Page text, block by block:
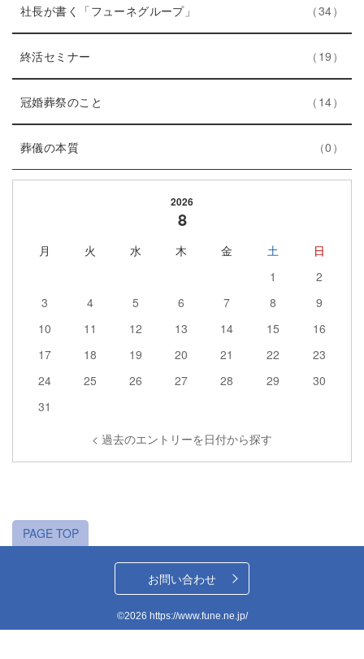
ー
数
ト
リ
数
社長が書く「フューネグループ」
ン
リ
数
34
終活セミナー
ン
ト
リ
数
19
冠婚葬祭のこと
ン
リ
14
葬儀の本質エ
ン
数
0
件
2026
8
月 火 水 木 金 土
日
1
2
3
4 5 6 7 8
9
10
11 12 13 14 15
16
17
18 19 20 21 22
23
24
25 26 27 28 29
30
31
< 過去のエントリーを日付から探す
PAGE TOP
お問い合わせ
©2026 https://www.fune.ne.jp/